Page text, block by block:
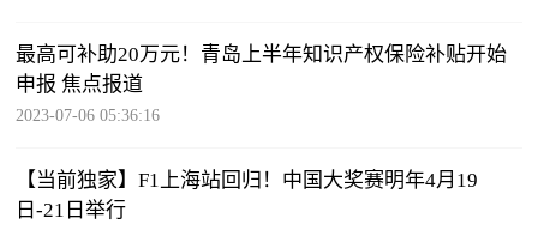
最高可补助20万元！青岛上半年知识产权保险补贴开始
申报 焦点报道
2023-07-06 05:36:16
【当前独家】F1上海站回归！中国大奖赛明年4月19
日-21日举行